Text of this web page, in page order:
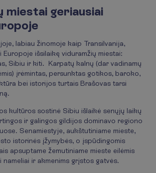
miestai geriausiai
labiau žinomoje kaip Transilvanija,
Europoje išsilaikę viduramžių miestai:
Sibiu ir kiti. Karpatų kalnų (dar vadinamų
įrėmintas, persunktas gotikos, baroko,
bei istorijos turtais Brašovas tarsi
kultūros sostinė Sibiu išlaikė senųjų laikų
ir galingos gildijos dominavo regiono
Senamiestyje, aukštutiniame mieste,
istorinės įžymybės, o įspūdingomis
apsuptame žemutiniame mieste eilėmis
nameliai ir akmenims grįstos gatvės.